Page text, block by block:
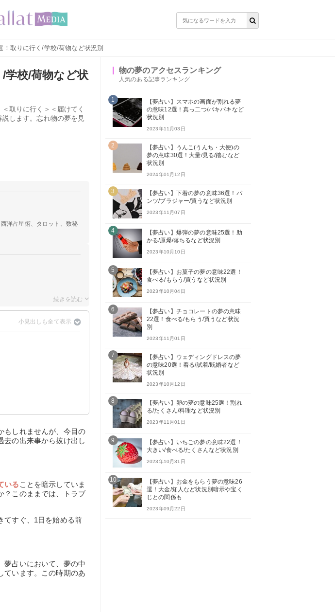
取りに行く/学校/荷物など状況別
学校/荷物など状
取りに行く＞＜届けてく
します。忘れ物の夢を見
洋占星術、タロット、数秘
もしれませんが、今目の
去の出来事から抜け出し
いる ことを暗示していま
？このままでは、トラブ
てすぐ、1日を始める前
夢占いにおいて、夢の中
ています。この時期のあ
物の夢のアクセスランキング
人気のある記事ランキング
1
【夢占い】スマホの画面が割れる夢
の意味12選！真っ二つ/バキバキなど
状況別
2023年11月03日
2
【夢占い】うんこ(うんち・大便)の
夢の意味30選！大量/見る/踏むなど
状況別
2024年01月12日
3
【夢占い】下着の夢の意味36選！パ
ンツ/ブラジャー/買うなど状況別
2023年11月07日
4
【夢占い】爆弾の夢の意味25選！助
かる/原爆/落ちるなど状況別
2023年10月10日
5
【夢占い】お菓子の夢の意味22選！
食べる/もらう/買うなど状況別
2023年10月04日
6
【夢占い】チョコレートの夢の意味
22選！食べる/もらう/買うなど状況
別
2023年11月01日
7
【夢占い】ウェディングドレスの夢
の意味20選！着る/試着/既婚者など
状況別
2023年10月12日
8
【夢占い】卵の夢の意味25選！割れ
る/たくさん/料理など状況別
2023年11月01日
9
【夢占い】いちごの夢の意味22選！
大きい/食べる/たくさんなど状況別
2023年10月31日
10
【夢占い】お金をもらう夢の意味26
選！大金/知人など状況別暗示や宝く
じとの関係も
2023年09月22日